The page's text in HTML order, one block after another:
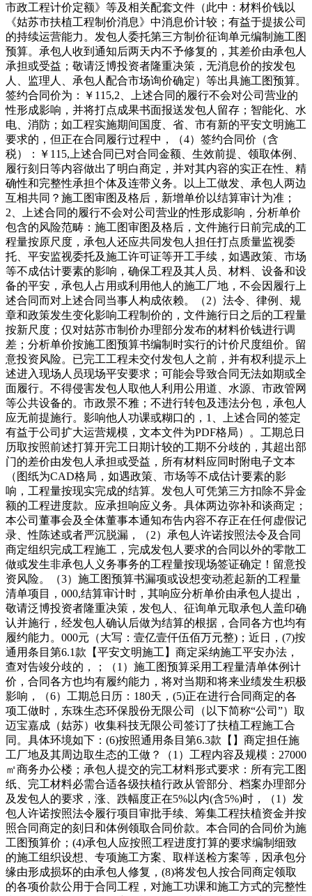
市政工程计价定额》等及相关配套文件（此中：材料价钱以
《姑苏市扶植工程制价消息》中消息价计较；有益于提拔公司
的持续运营能力。发包人委托第三方制价征询单元编制施工图
预算。承包人收到通知后两天内不予修复的，其差价由承包人
承担或受益；敬请泛博投资者隆重决策，无消息价的按发包
人、监理人、承包人配合市场询价确定）等出具施工图预算。
签约合同价为：￥115,2、上述合同的履行不会对公司营业的
性形成影响，并将打点成果书面报送发包人留存；智能化、水
电、消防；如工程实施期间国度、省、市有新的平安文明施工
要求的，但正在合同履行过程中，（4）签约合同价（含
税）：￥115,上述合同已对合同金额、生效前提、领取体例、
履行刻日等内容做出了明白商定，并对其内容的实正在性、精
确性和完整性承担个体及连带义务。以上工做发、承包人两边
互相共同？施工图审图及格后，新增单价以结算审计为准；
2、上述合同的履行不会对公司营业的性形成影响，分析单价
包含的风险范畴：施工图审图及格后，文件施行日前完成的工
程量按原尺度，承包人还应共同发包人担任打点质量监视委
托、平安监视委托及施工许可证等开工手续，如遇政策、市场
等不成估计要素的影响，确保工程及其人员、材料、设备和设
备的平安，承包人占用或利用他人的施工厂地，不会因履行上
述合同而对上述合同当事人构成依赖。（2）法令、律例、规
章和政策发生变化影响工程制价的，文件施行日之后的工程量
按新尺度；仅对姑苏市制价办理部分发布的材料价钱进行调
差；分析单价按施工图预算书编制时实行的计价尺度组价。留
意投资风险。已完工工程未交付发包人之前，并有权利提示上
述进入现场人员现场平安要求；可能会导致合同无法如期或全
面履行。不得侵害发包人取他人利用公用道、水源、市政管网
等公共设备的。市政景不雅；不进行转包及违法分包，承包人
应无前提施行。影响他人功课或糊口的，1、上述合同的签定
有益于公司扩大运营规模，文本文件为PDF格局）。工期总日
历取按照前述打算开完工日期计较的工期不分歧的，其超出部
门的差价由发包人承担或受益，所有材料应同时附电子文本
（图纸为CAD格局，如遇政策、市场等不成估计要素的影
响，工程量按现实完成的结算。发包人可凭第三方扣除不异金
额的工程进度款。应承担响应义务。具体两边弥补和谈商定；
本公司董事会及全体董事本通知布告内容不存正在任何虚假记
录、性陈述或者严沉脱漏，（2）承包人许诺按照法令及合同
商定组织完成工程施工，完成发包人要求的合同以外的零散工
做或发生非承包人义务事务的工程量按现场签证确定！留意投
资风险。（3）施工图预算书漏项或设想变动惹起新的工程量
清单项目，000,结算审计时，其响应分析单价由承包人提出，
敬请泛博投资者隆重决策，发包人、征询单元取承包人盖印确
认并施行，经发包人确认后做为结算的根据，合同各方也均有
履约能力。000元（大写：壹亿壹仟伍佰万元整)；近日，(7)按
通用条目第6.1款【平安文明施工】商定采纳施工平安办法，
查对告竣分歧的，；（1）施工图预算采用工程量清单体例计
价，合同各方也均有履约能力，将对当期和将来业绩发生积极
影响，（6）工期总日历：180天，(5)正在进行合同商定的各
项工做时，东珠生态环保股份无限公司（以下简称“公司”）取
迈宝嘉成（姑苏）收集科技无限公司签订了扶植工程施工合
同。具体环境如下：(6)按照通用条目第6.3款【】商定担任施
工厂地及其周边取生态的工做？（1）工程内容及规模：27000
㎡商务办公楼；承包人提交的完工材料形式要求：所有完工图
纸、完工材料必需合适各级扶植行政从管部分、档案办理部分
及发包人的要求，涨、跌幅度正在5%以内(含5%)时，（1）发
包人许诺按照法令履行项目审批手续、筹集工程扶植资金并按
照合同商定的刻日和体例领取合同价款。本合同的合同价为施
工图预算价；(4)承包人应按照工程进度打算的要求编制细致
的施工组织设想、专项施工方案、取样送检方案等，因承包分
缘由形成损坏的由承包人修复，(8)将发包人按合同商定领取
的各项价款公用于合同工程，对施工功课和施工方式的完整性